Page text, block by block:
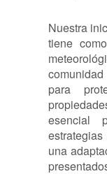
Nuestra
tiene
para
esencial
una